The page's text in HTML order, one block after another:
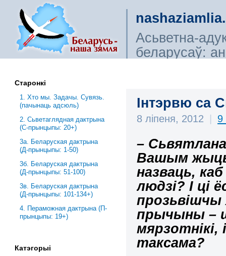
Асьветна-
беларусаў:
Інтэрвю са
8 ліпеня, 2012 | 9
–
Вашым
назваць,
людзі? І ці
прозьвішчы
прычыны –
таксама?
Старонкі
1. Хто мы. Задачы. Сувязь.
(пачынаць адсюль)
2. Сьветаглядная дактрына
(С-прынцыпы: 20+)
3a. Беларуская дактрына
(Д-прынцыпы: 1-50)
3б. Беларуская дактрына
(Д-прынцыпы: 51-100)
3в. Беларуская дактрына
(Д-прынцыпы: 101-134+)
4. Пераможная дактрына (П-
прынцыпы: 19+)
Катэгорыі